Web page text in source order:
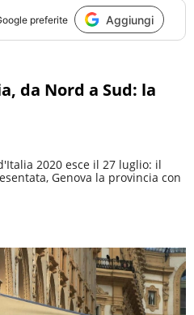
preferite Aggiungi
da Nord a Sud: la
2020 esce il 27 luglio: il
Genova la provincia con